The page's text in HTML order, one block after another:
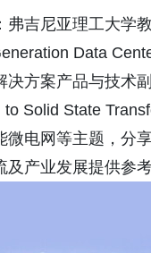
吉尼亚理工大学
Data
方案产品与技术
Solid State
电网等主题，分
及产业发展提供参